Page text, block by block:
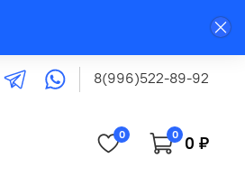
8(996)522-89-92
0 0 0 ₽